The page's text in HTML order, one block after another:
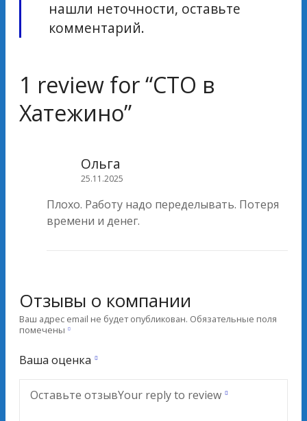
нашли неточности, оставьте
комментарий.
1 review for “СТО в
Хатежино”
Ольга
25.11.2025
Плохо. Работу надо переделывать. Потеря
времени и денег.
Отзывы о компании
Ваш адрес email не будет опубликован. Обязательные поля
помечены
Ваша оценка
Оставьте отзывYour reply to review